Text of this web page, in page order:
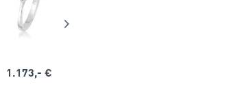
1.173,- €